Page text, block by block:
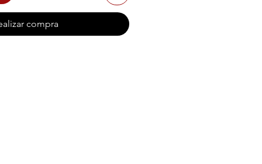
compra